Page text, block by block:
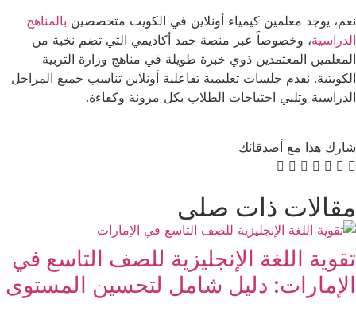
نعم، يوجد معلمين كيمياء أونلاين في الكويت متخصصين بالمناهج
الدراسية، وخصوصاً عبر منصة حمد أكاديمي التي تضم نخبة من
المعلمين المعتمدين ذوي خبرة طويلة في مناهج وزارة التربية
الكويتية. نقدم جلسات تعليمية تفاعلية أونلاين تناسب جميع المراحل
الدراسية وتلبي احتياجات الطلاب بكل مرونة وكفاءة.
شارك هذا مع أصدقائك
مقالات ذات صلى
تقوية اللغة الإنجليزية للصف التاسع في
الإمارات: دليل شامل لتحسين المستوى